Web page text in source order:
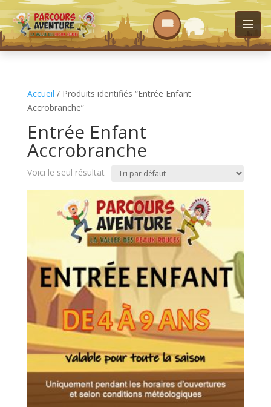
Accueil / Produits identifiés “Entrée Enfant
Accrobranche”
Entrée Enfant
Accrobranche
Voici le seul résultat